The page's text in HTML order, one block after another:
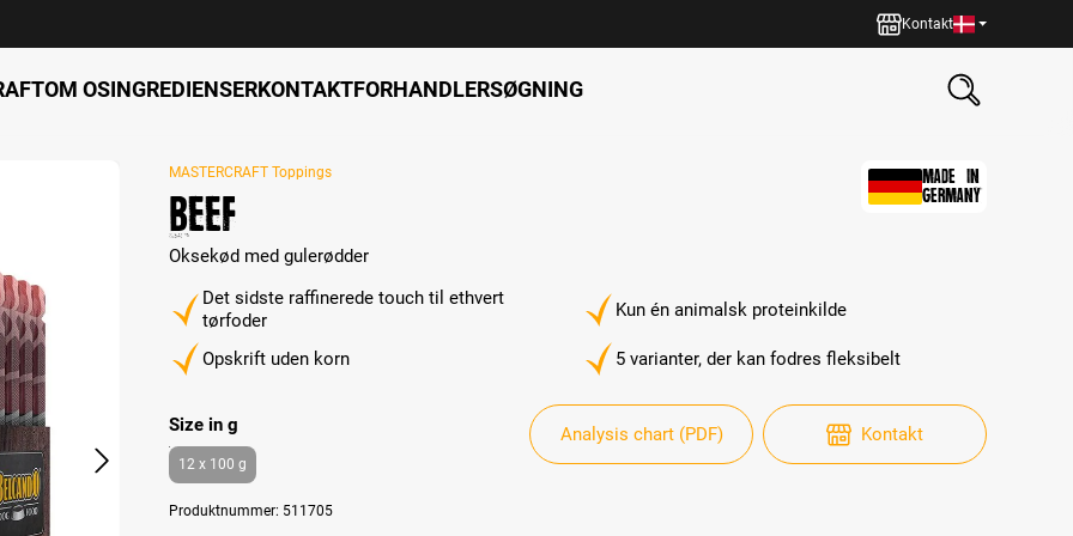
Kontakt
OM OSINGREDIENSERKONTAKTFORHANDLERSØGNING
MASTERCRAFT Toppings
Beef
Oksekød med gulerødder
MADE IN
GERMANY
Det sidste raffinerede touch til ethvert
tørfoder
Kun én animalsk proteinkilde
Opskrift uden korn 5 varianter, der kan fodres fleksibelt
Select
Size in g
12 x 100 g
Produktnummer: 511705
Analysis chart (PDF) Kontakt